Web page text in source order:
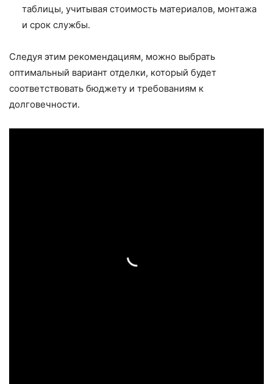
таблицы, учитывая стоимость материалов, монтажа
и срок службы.
Следуя этим рекомендациям, можно выбрать
оптимальный вариант отделки, который будет
соответствовать бюджету и требованиям к
долговечности.